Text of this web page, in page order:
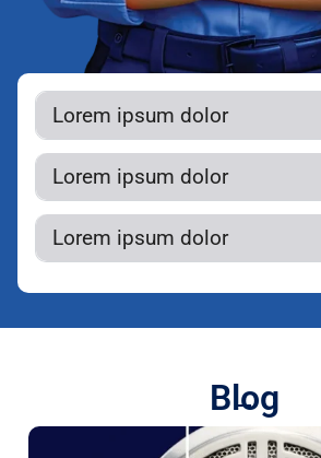
Lorem ipsum dolor
Lorem ipsum dolor
Lorem ipsum dolor
Blog